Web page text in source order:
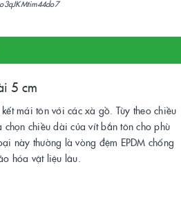
5 cm
mái tôn với các xà gồ. Tùy theo chiều
chọn chiều dài của vít bắn tôn cho phù
này thường là vòng đệm EPDM chống
hóa vật liệu lâu.